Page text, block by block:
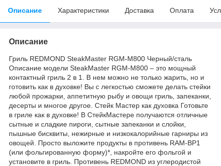
Описание Характеристики Доставка Оплата
Описание
Гриль REDMOND SteakMaster RGM-M800 Черный/сталь
Описание модели SteakMaster RGM-M800 ‒ это мощный
контактный гриль 2 в 1. В нем можно не только жарить, но и
готовить как в духовке! Вы с легкостью сможете делать стейки
любой прожарки, аппетитную рыбу и овощи гриль, запеканки,
десерты и многое другое. Стейк Мастер как духовка Готовьте
в гриле как в духовке! В СтейкМастере получаются отличные
сытные и сладкие пироги, сытные запеканки и слойки,
пышные бисквиты, нежирные и низкокалорийные гарниры из
овощей. Просто выложите продукты в противень RAM-BP1
(или фольгированную форму)*, накройте его фольгой и
установите в гриль. Противень REDMOND из углеродистой